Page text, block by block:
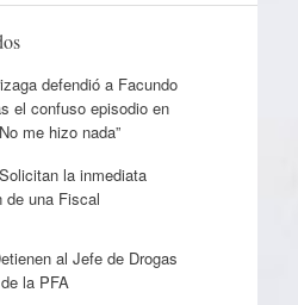
defendió a Facundo
el confuso episodio en
me hizo nada”
la inmediata
de una Fiscal
al Jefe de Drogas
la PFA